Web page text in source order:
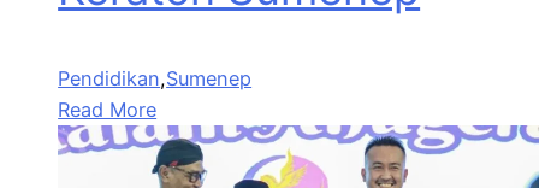
Pendidikan,Sumenep
Read More